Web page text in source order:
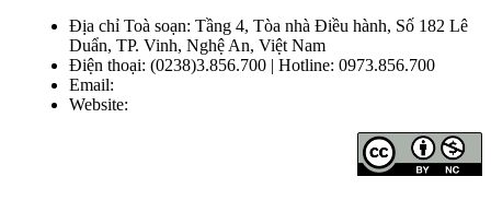
Địa chỉ Toà soạn: Tầng 4, Tòa nhà Điều hành, Số 182 Lê
Duẩn, TP. Vinh, Nghệ An, Việt Nam
Điện thoại: (0238)3.856.700 | Hotline: 0973.856.700
Email:
Website: